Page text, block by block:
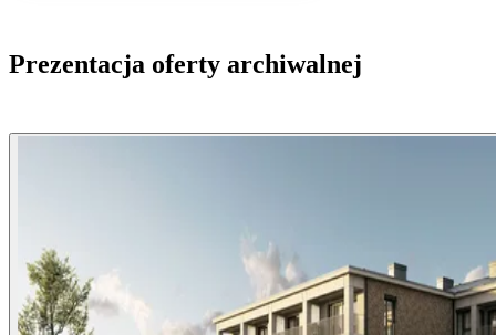
Prezentacja oferty archiwalnej